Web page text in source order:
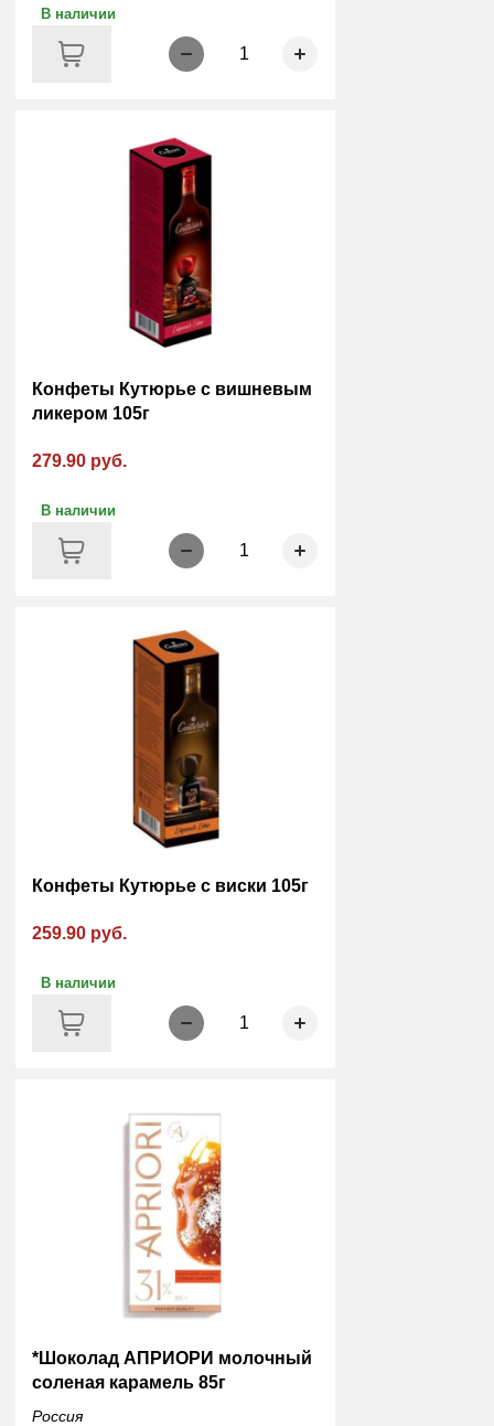
В наличии
1
Конфеты Кутюрье с вишневым
ликером 105г
279.90 руб.
В наличии
1
Конфеты Кутюрье с виски 105г
259.90 руб.
В наличии
1
*Шоколад АПРИОРИ молочный
соленая карамель 85г
Россия